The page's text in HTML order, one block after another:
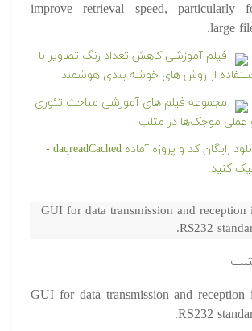
improve retrieval speed, particularly
large
فیلم آموزشی کاهش تعداد رنگ تصاویر با
از روش های خوشه بندی هوشمند
مجموعه فیلم های آموزشی مباحث تئوری
عملی موجک‌ها در متلب
دانلود رایگان کد و پروژه آماده daqreadCached -
کنید.
GUI for data transmission and reception
RS232
GUI for data transmission and reception
RS232